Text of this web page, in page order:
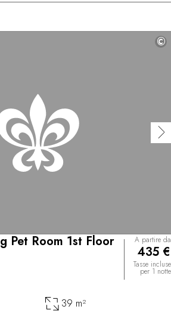
©
Pet Room 1st Floor A partire da
435 €
Tasse incluse
per 1 notte
39 m²